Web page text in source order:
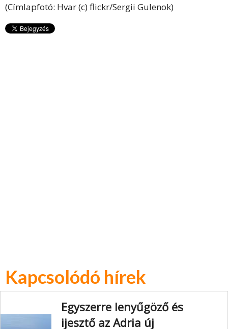
(Címlapfotó: Hvar (c) flickr/Sergii Gulenok)
Kapcsolódó hírek
Egyszerre lenyűgöző és
ijesztő az Adria új